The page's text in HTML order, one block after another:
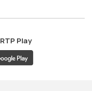
RTP Play